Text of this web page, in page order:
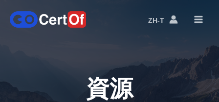
ZH-T
語
資源